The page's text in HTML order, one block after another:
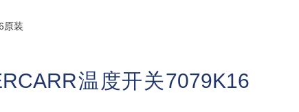
原装
温度开关7079K16